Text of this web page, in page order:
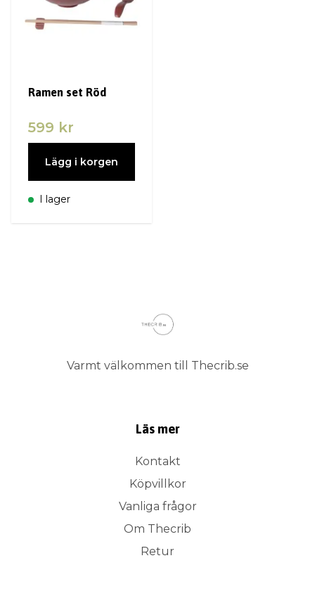
Ramen set Röd
599 kr
Lägg i korgen
I lager
Varmt välkommen till Thecrib.se
Läs mer
Kontakt
Köpvillkor
Vanliga frågor
Om Thecrib
Retur